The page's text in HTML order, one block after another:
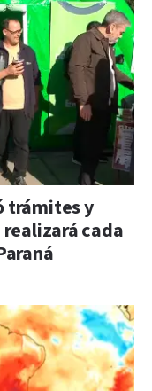
trámites y
realizará cada